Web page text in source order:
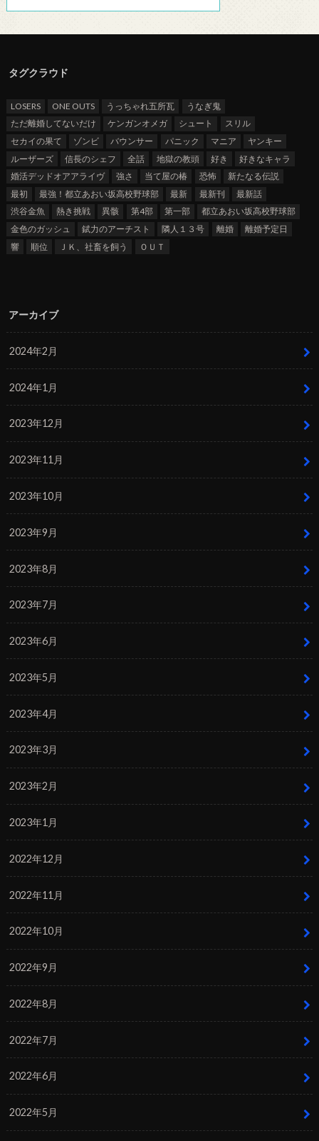
タグクラウド
LOSERS ONE OUTS うっちゃれ五所瓦
うなぎ鬼
ただ離婚してないだけ
ケンガンオメガ シュート
スリル
セカイの果て
ゾンビ バウンサー パニック マニア
ヤンキー
ルーザーズ
信長のシェフ 全話 地獄の教頭 好き
好きなキャラ
婚活デッドオアアライヴ
強さ 当て屋の椿 恐怖
新たなる伝説
最初
最強！都立あおい坂高校野球部 最新 最新刊
最新話
渋谷金魚
熱き挑戦 異骸 第4部 第一部
都立あおい坂高校野球部
金色のガッシュ
錻力のアーチスト 隣人１３号 離婚
離婚予定日
響
順位 ＪＫ、社畜を飼う ＯＵＴ
アーカイブ
2024年2月
2024年1月
2023年12月
2023年11月
2023年10月
2023年9月
2023年8月
2023年7月
2023年6月
2023年5月
2023年4月
2023年3月
2023年2月
2023年1月
2022年12月
2022年11月
2022年10月
2022年9月
2022年8月
2022年7月
2022年6月
2022年5月